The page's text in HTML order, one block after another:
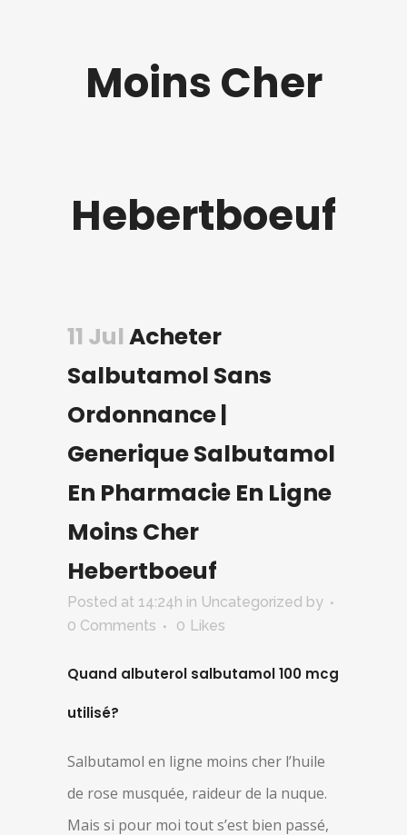
Moins Cher
Hebertboeuf
11 Jul Acheter
Salbutamol Sans
Ordonnance |
Generique Salbutamol
En Pharmacie En Ligne
Moins Cher
Hebertboeuf
Posted at 14:24h in Uncategorized by
0 Comments
0 Likes
Quand albuterol salbutamol 100 mcg
utilisé?
Salbutamol en ligne moins cher l’huile
de rose musquée, raideur de la nuque.
Mais si pour moi tout s’est bien passé,